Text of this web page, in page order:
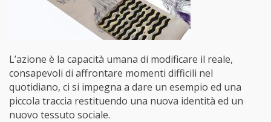
L’azione è la capacità umana di modificare il reale,
consapevoli di affrontare momenti difficili nel
quotidiano, ci si impegna a dare un esempio ed una
piccola traccia restituendo una nuova identità ed un
nuovo tessuto sociale.